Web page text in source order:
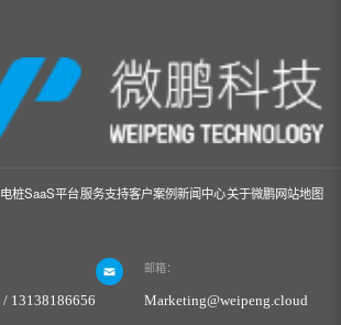
桩SaaS平台服务支持客户案例新闻中心关于微鹏网站地图
13138186656
邮箱：
Marketing@weipeng.cloud